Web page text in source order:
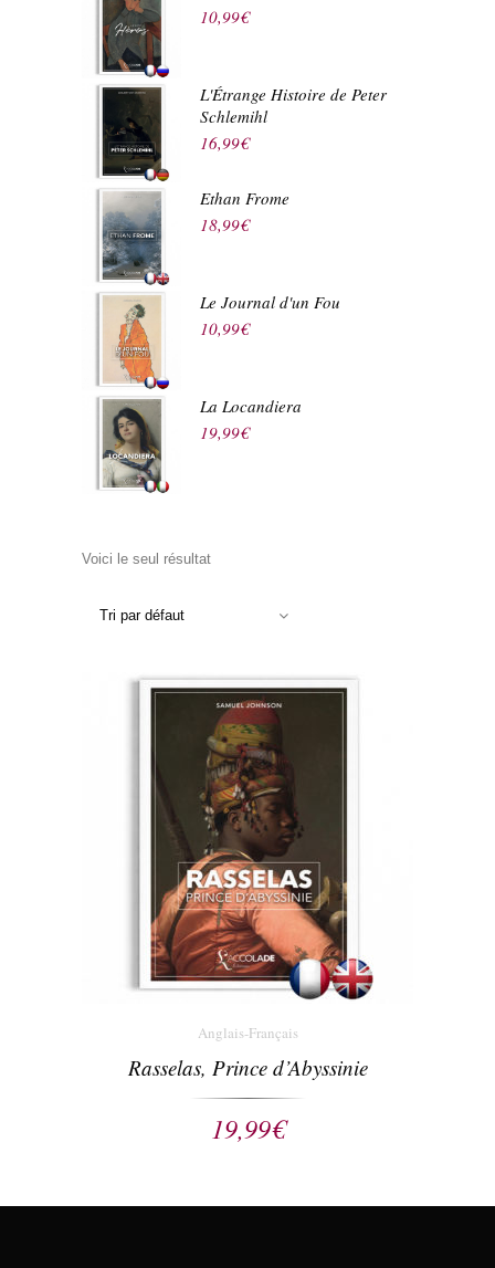
10,99€
L'Étrange Histoire de Peter
Schlemihl
16,99€
Ethan Frome
18,99€
Le Journal d'un Fou
10,99€
La Locandiera
19,99€
Voici le seul résultat
Tri par défaut
Anglais-Français
Rasselas, Prince d’Abyssinie
19,99€